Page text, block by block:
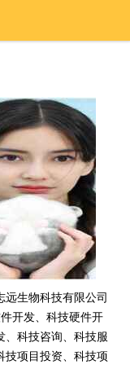
生物科技有限公司
开发、科技硬件开
、科技咨询、科技服
技项目投资、科技项